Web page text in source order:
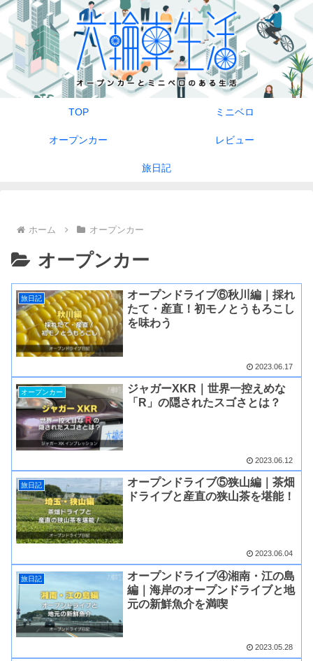
TOP ミニベロ
オープンカー レビュー
旅日記
ホーム オープンカー
オープンカー
旅日記
オープンドライブ⑥秋川編｜採れ
たて・産直！初モノとうもろこし
を味わう
2023.06.17
オープンカー
ジャガーXKR｜世界一控えめな
「R」の隠されたスゴさとは？
2023.06.12
旅日記
オープンドライブ⑤狭山編｜茶畑
ドライブと産直の狭山茶を堪能！
2023.06.04
旅日記
オープンドライブ④湘南・江の島
編｜海岸のオープンドライブと地
元の新鮮魚介を満喫
2023.05.28